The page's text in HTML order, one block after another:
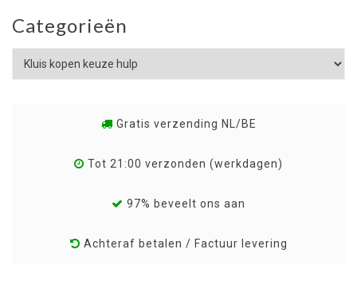
Categorieën
Gratis verzending NL/BE
Tot 21:00 verzonden (werkdagen)
97% beveelt ons aan
Achteraf betalen / Factuur levering